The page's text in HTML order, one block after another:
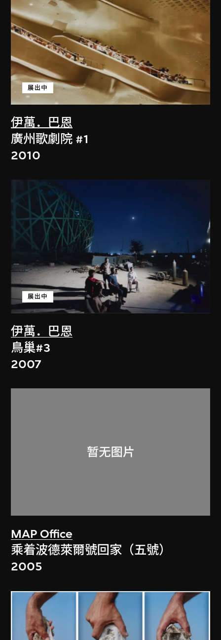
伊萬．巴恩
展出中
廣州歌劇院 #1
2010
伊萬．巴恩
展出中
鳥巢#3
2007
MAP Office
乘着波德萊爾號回家（五號）
2005